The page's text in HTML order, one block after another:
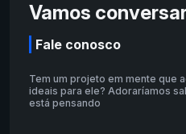
Vamos
Fale conosco
Tem um projeto em mente que
ideais para ele? Adoraríamos
está pensando